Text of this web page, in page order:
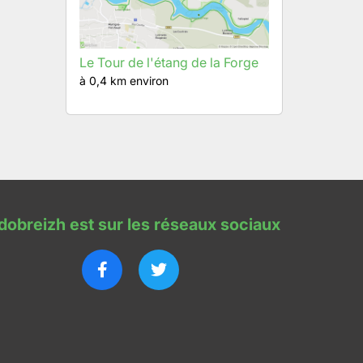
Le Tour de l'étang de la Forge
à 0,4 km environ
est sur les réseaux sociaux